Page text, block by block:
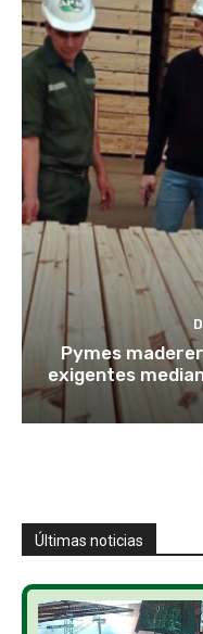
Pymes
exigentes
Últimas noticias